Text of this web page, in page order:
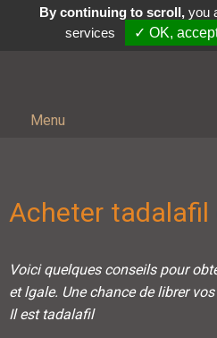
Menu
Acheter tadalafil
Voici quelques conseils pour
etlgale. Une chance de librer
Il est tadalafil
By continuing to scroll,you
services
✓ OK, accept